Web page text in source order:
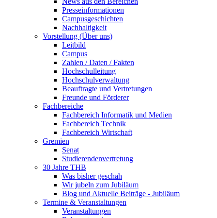
Presseinformationen
Campusgeschichten
Nachhaltigkeit
Vorstellung (Über uns)
Leitbild
Campus
Zahlen / Daten / Fakten
Hochschulleitung
Hochschulverwaltung
Beauftragte und Vertretungen
Freunde und Förderer
Fachbereiche
Fachbereich Informatik und Medien
Fachbereich Technik
Fachbereich Wirtschaft
Gremien
Senat
Studierendenvertretung
30 Jahre THB
Was bisher geschah
Wir jubeln zum Jubiläum
Blog und Aktuelle Beiträge - Jubiläum
Termine & Veranstaltungen
Veranstaltungen